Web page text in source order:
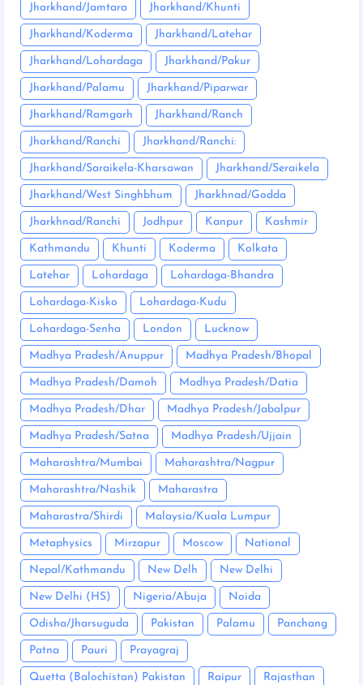
Jharkhand/Jamtara Jharkhand/Khunti
Jharkhand/Koderma Jharkhand/Latehar
Jharkhand/Lohardaga Jharkhand/Pakur
Jharkhand/Palamu Jharkhand/Piparwar
Jharkhand/Ramgarh Jharkhand/Ranch
Jharkhand/Ranchi Jharkhand/Ranchi:
Jharkhand/Saraikela-Kharsawan Jharkhand/Seraikela
Jharkhand/West Singhbhum Jharkhnad/Godda
Jharkhnad/Ranchi Jodhpur Kanpur Kashmir
Kathmandu Khunti Koderma Kolkata
Latehar Lohardaga Lohardaga-Bhandra
Lohardaga-Kisko Lohardaga-Kudu
Lohardaga-Senha London Lucknow
Madhya Pradesh/Anuppur Madhya Pradesh/Bhopal
Madhya Pradesh/Damoh Madhya Pradesh/Datia
Madhya Pradesh/Dhar Madhya Pradesh/Jabalpur
Madhya Pradesh/Satna Madhya Pradesh/Ujjain
Maharashtra/Mumbai Maharashtra/Nagpur
Maharashtra/Nashik Maharastra
Maharastra/Shirdi Malaysia/Kuala Lumpur
Metaphysics Mirzapur Moscow National
Nepal/Kathmandu New Delh New Delhi
New Delhi (HS) Nigeria/Abuja Noida
Odisha/Jharsuguda Pakistan Palamu Panchang
Patna Pauri Prayagraj
Quetta (Balochistan) Pakistan Raipur Rajasthan